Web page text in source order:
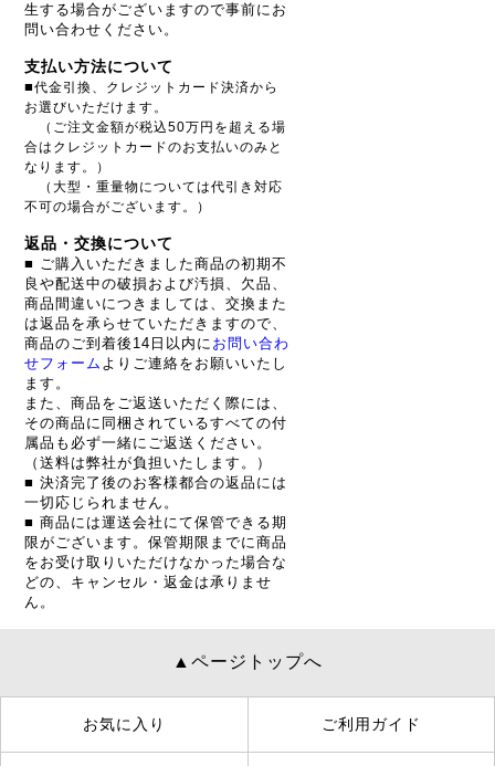
生する場合がございますので事前にお
問い合わせください。
支払い方法について
■代金引換、クレジットカード決済から
お選びいただけます。
（ご注文金額が税込50万円を超える場
合はクレジットカードのお支払いのみと
なります。）
（大型・重量物については代引き対応
不可の場合がございます。）
返品・交換について
■ ご購入いただきました商品の初期不
良や配送中の破損および汚損、欠品、
商品間違いにつきましては、交換また
は返品を承らせていただきますので、
商品のご到着後14日以内に お問い合わ
せフォーム よりご連絡をお願いいたし
ます。
また、商品をご返送いただく際には、
その商品に同梱されているすべての付
属品も必ず一緒にご返送ください。
（送料は弊社が負担いたします。）
■ 決済完了後のお客様都合の返品には
一切応じられません。
■ 商品には運送会社にて保管できる期
限がございます。保管期限までに商品
をお受け取りいただけなかった場合な
どの、キャンセル・返金は承りませ
ん。
▲ページトップへ
お気に入り ご利用ガイド